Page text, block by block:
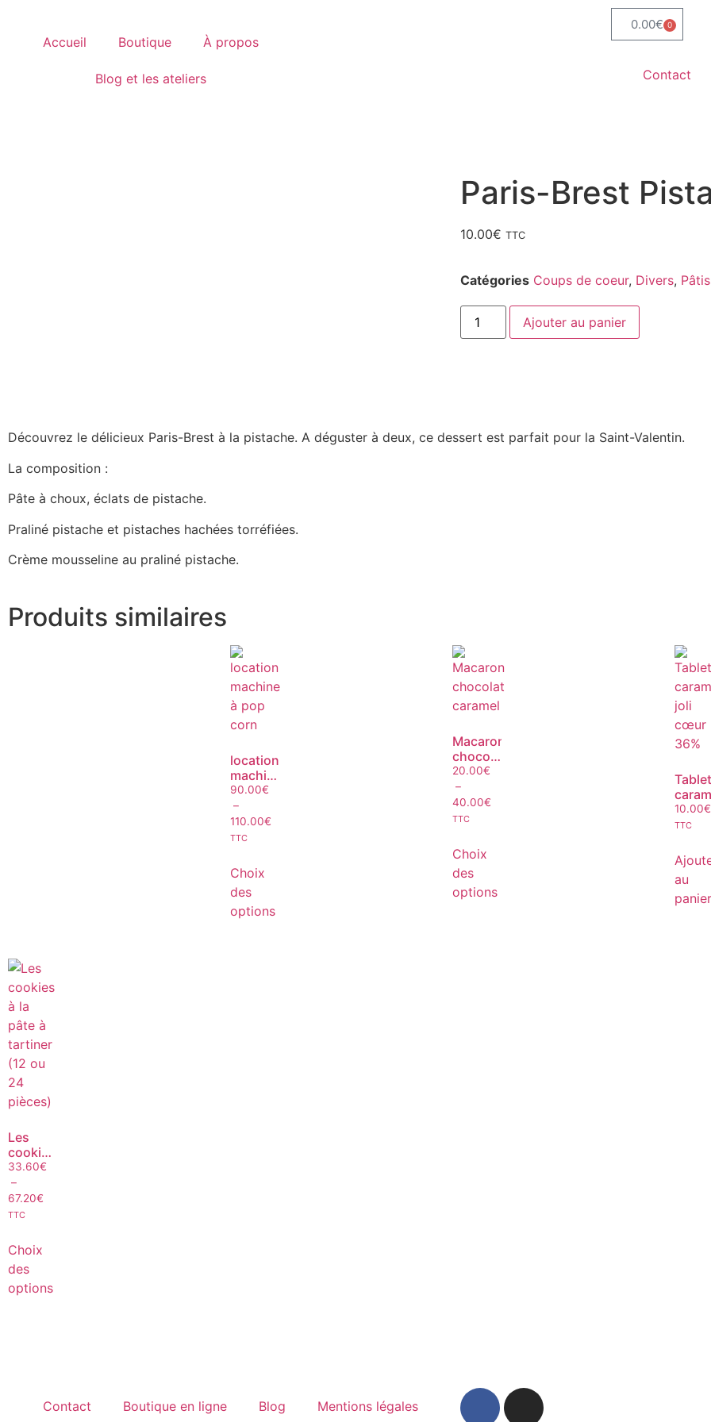
Accueil Boutique À propos
Blog et les ateliers
0.00€ 0
Contact
Paris-Brest
10.00€ TTC
Catégories Coups de coeur, Divers,
Ajouter au panier
Découvrez le délicieux Paris-Brest à la pistache. A déguster à deux, ce dessert est parfait pour la Saint-Valentin.
La composition :
Pâte à choux, éclats de pistache.
Praliné pistache et pistaches hachées torréfiées.
Crème mousseline au praliné pistache.
Produits similaires
location
machine
à pop
corn
90.00€
–
110.00€
TTC
Choix
des
options
Macaron
chocolat
caramel
20.00€
–
40.00€
TTC
Choix
des
options
joli
cœur
10.00€
TTC
au
panier
Les
cookies
à la
pâte à
tartiner
(12 ou
pièces)
33.60€
–
67.20€
TTC
Choix
des
options
Contact Boutique en ligne Blog Mentions légales